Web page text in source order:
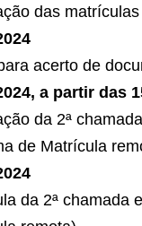
das
acerto de
a partir das
da 2ª
de Matrícula
da 2ª chamada